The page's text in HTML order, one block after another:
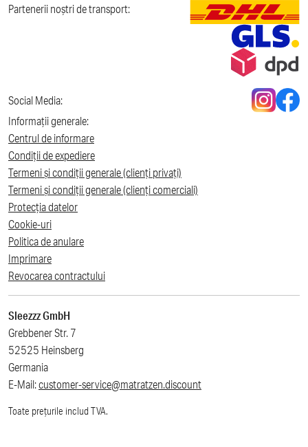
Partenerii noștri de transport:
Social Media:
Informații generale:
Centrul de informare
Condiții de expediere
Termeni și condiții generale (clienți privați)
Termeni și condiții generale (clienți comerciali)
Protecția datelor
Cookie-uri
Politica de anulare
Imprimare
Revocarea contractului
Sleezzz GmbH
Grebbener Str. 7
52525 Heinsberg
Germania
E-Mail:customer-service@matratzen.discount
Toate prețurile includ TVA.